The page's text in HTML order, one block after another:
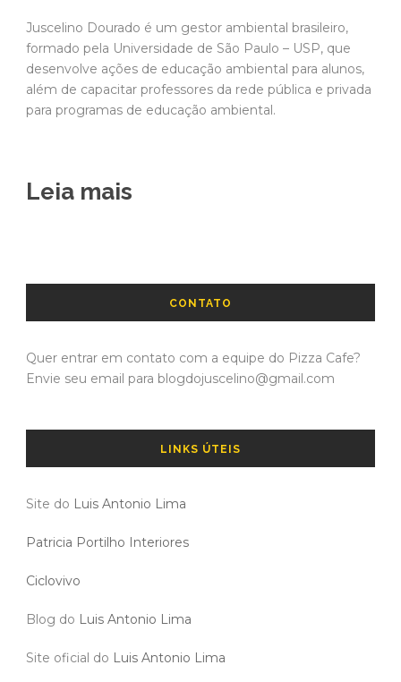
Juscelino Dourado é um gestor ambiental brasileiro,
formado pela Universidade de São Paulo – USP, que
desenvolve ações de educação ambiental para alunos,
além de capacitar professores da rede pública e privada
para programas de educação ambiental.
Leia mais
CONTATO
Quer entrar em contato com a equipe do Pizza Cafe?
Envie seu email para blogdojuscelino@gmail.com
LINKS ÚTEIS
Site do Luis Antonio Lima
Patricia Portilho Interiores
Ciclovivo
Blog do Luis Antonio Lima
Site oficial do Luis Antonio Lima